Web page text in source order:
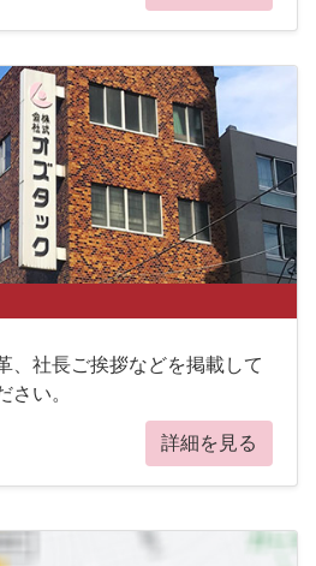
、社長ご挨拶などを掲載して
さい。
詳細を見る